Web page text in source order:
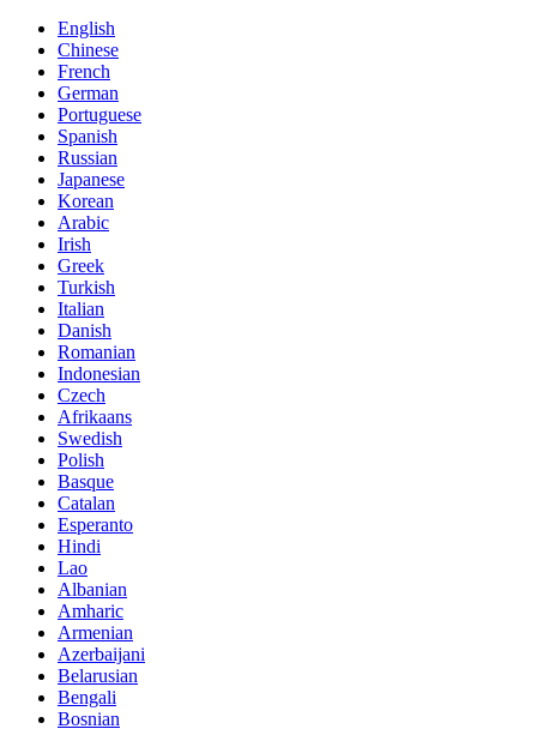
English
Chinese
French
German
Portuguese
Spanish
Russian
Japanese
Korean
Arabic
Irish
Greek
Turkish
Italian
Danish
Romanian
Indonesian
Czech
Afrikaans
Swedish
Polish
Basque
Catalan
Esperanto
Hindi
Lao
Albanian
Amharic
Armenian
Azerbaijani
Belarusian
Bengali
Bosnian